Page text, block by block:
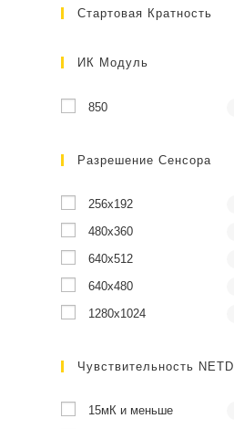
Стартовая Кратность
ИК Модуль
850
Разрешение Сенсора
256x192
480x360
640x512
640x480
1280x1024
Чувствительность NETD
15мК и меньше